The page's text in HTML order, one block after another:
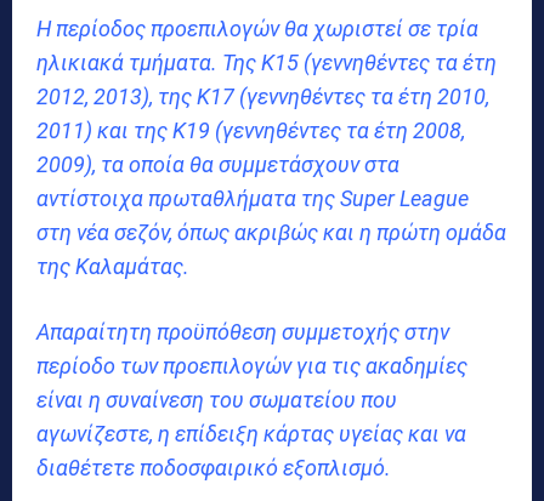
Η περίοδος προεπιλογών θα χωριστεί σε τρία
ηλικιακά τμήματα. Της Κ15 (γεννηθέντες τα έτη
2012, 2013), της Κ17 (γεννηθέντες τα έτη 2010,
2011) και της Κ19 (γεννηθέντες τα έτη 2008,
2009), τα οποία θα συμμετάσχουν στα
αντίστοιχα πρωταθλήματα της Super League
στη νέα σεζόν, όπως ακριβώς και η πρώτη ομάδα
της Καλαμάτας.
Απαραίτητη προϋπόθεση συμμετοχής στην
περίοδο των προεπιλογών για τις ακαδημίες
είναι η συναίνεση του σωματείου που
αγωνίζεστε, η επίδειξη κάρτας υγείας και να
διαθέτετε ποδοσφαιρικό εξοπλισμό.